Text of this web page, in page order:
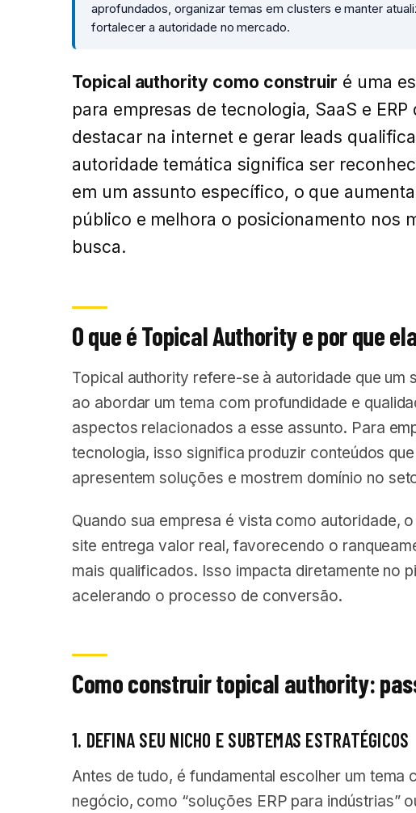
aprofundados, organizar temas em clusters e manter
fortalecer a autoridade no mercado.
Topical authority como construir é uma
para empresas de tecnologia, SaaS e ERP
destacar na internet e gerar leads
autoridade temática significa ser
em um assunto específico, o que
público e melhora o posicionamento nos
busca.
O que é Topical Authority e por que
Topical authority refere-se à autoridade que um
ao abordar um tema com profundidade e
aspectos relacionados a esse assunto. Para
tecnologia, isso significa produzir conteúdos
apresentem soluções e mostrem domínio no
Quando sua empresa é vista como autoridade,
site entrega valor real, favorecendo o
mais qualificados. Isso impacta diretamente no
acelerando o processo de conversão.
Como construir topical authority:
1. DEFINA SEU NICHO E SUBTEMAS ESTRATÉGICOS
Antes de tudo, é fundamental escolher um tema
negócio, como “soluções ERP para indústrias”